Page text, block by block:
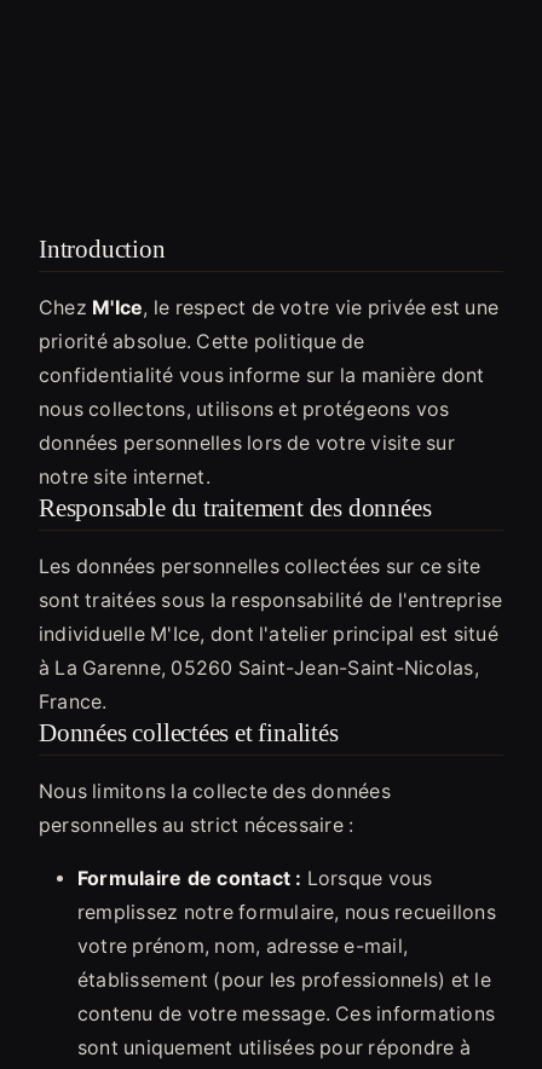
Introduction
Chez M'Ice, le respect de votre vie privée est une
priorité absolue. Cette politique de
confidentialité vous informe sur la manière dont
nous collectons, utilisons et protégeons vos
données personnelles lors de votre visite sur
notre site internet.
Responsable du traitement des données
Les données personnelles collectées sur ce site
sont traitées sous la responsabilité de l'entreprise
individuelle M'Ice, dont l'atelier principal est situé
à La Garenne, 05260 Saint-Jean-Saint-Nicolas,
France.
Données collectées et finalités
Nous limitons la collecte des données
personnelles au strict nécessaire :
Formulaire de contact : Lorsque vous
remplissez notre formulaire, nous recueillons
votre prénom, nom, adresse e-mail,
établissement (pour les professionnels) et le
contenu de votre message. Ces informations
sont uniquement utilisées pour répondre à